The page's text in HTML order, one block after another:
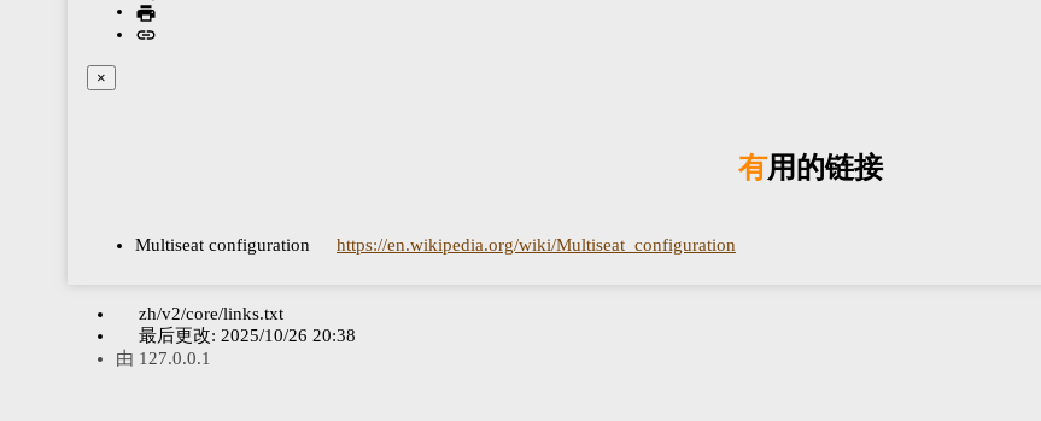
×
有用的链接
Multiseat configuration https://en.wikipedia.org/wiki/Multiseat_configuration
zh/v2/core/links.txt
最后更改: 2025/10/26 20:38
由 127.0.0.1